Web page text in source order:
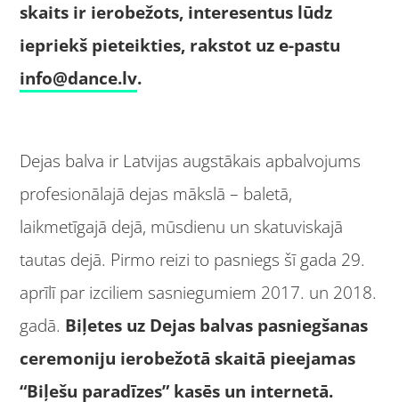
skaits ir ierobežots, interesentus lūdz
iepriekš pieteikties, rakstot uz e-pastu
info@dance.lv.
Dejas balva ir Latvijas augstākais apbalvojums
profesionālajā dejas mākslā – baletā,
laikmetīgajā dejā, mūsdienu un skatuviskajā
tautas dejā. Pirmo reizi to pasniegs šī gada 29.
aprīlī par izciliem sasniegumiem 2017. un 2018.
gadā. Biļetes uz Dejas balvas pasniegšanas
ceremoniju ierobežotā skaitā pieejamas
“Biļešu paradīzes” kasēs un internetā.